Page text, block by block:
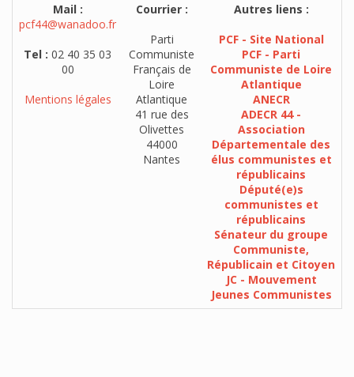
Mail :
pcf44@wanadoo.fr
Tel : 02 40 35 03
00
Mentions légales
Courrier :
Parti
Communiste
Français de
Loire
Atlantique
41 rue des
Olivettes
44000
Nantes
Autres liens :
PCF - Site National
PCF - Parti
Communiste de Loire
Atlantique
ANECR
ADECR 44 -
Association
Départementale des
élus communistes et
républicains
Député(e)s
communistes et
républicains
Sénateur du groupe
Communiste,
Républicain et Citoyen
JC - Mouvement
Jeunes Communistes